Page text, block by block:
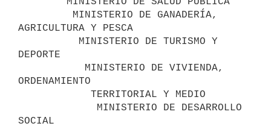
AGRICULTURA Y PESCA
DEPORTE
ORDENAMIENTO
SOCIAL